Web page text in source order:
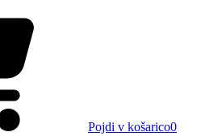
Pojdi v košarico0